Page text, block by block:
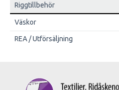
Riggtillbehör
Väskor
REA / Utförsäljning